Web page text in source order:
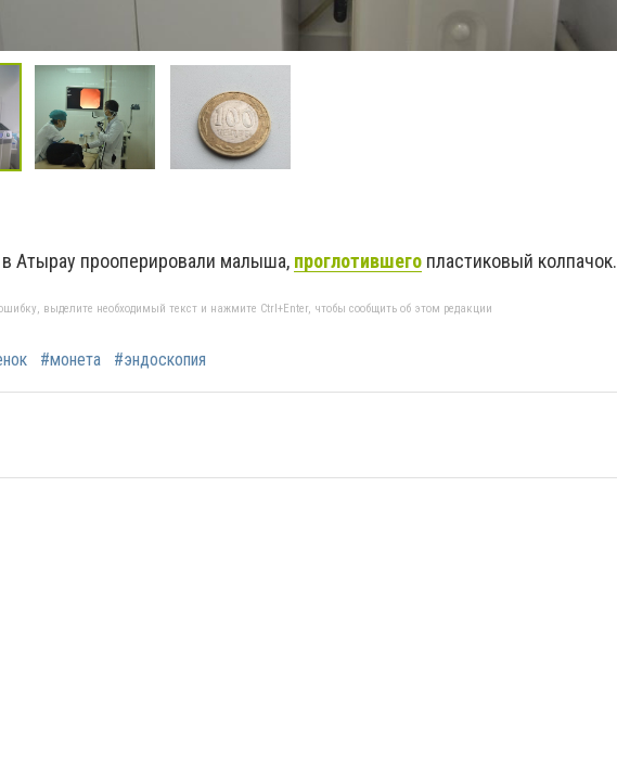
Атырау прооперировали малыша, проглотившего пластиковый колпачок.
выделите необходимый текст и нажмите Ctrl+Enter, чтобы сообщить об этом редакции
#монета #эндоскопия